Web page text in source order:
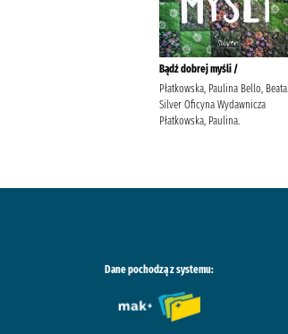
Bądź dobrej myśli /
Płatkowska, Paulina Bello, Beata.
Silver Oficyna Wydawnicza
Płatkowska, Paulina.
Dane pochodzą z systemu: